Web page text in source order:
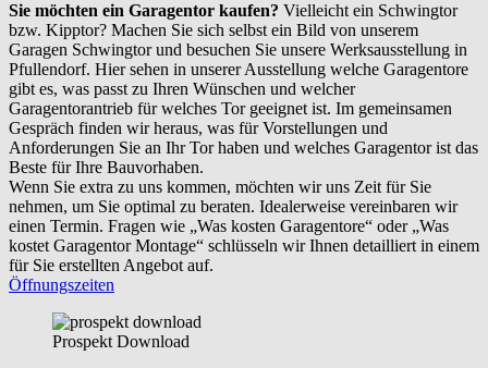
Sie möchten ein Garagentor kaufen? Vielleicht ein Schwingtor
bzw. Kipptor? Machen Sie sich selbst ein Bild von unserem
Garagen Schwingtor und besuchen Sie unsere Werksausstellung in
Pfullendorf. Hier sehen in unserer Ausstellung welche Garagentore
gibt es, was passt zu Ihren Wünschen und welcher
Garagentorantrieb für welches Tor geeignet ist. Im gemeinsamen
Gespräch finden wir heraus, was für Vorstellungen und
Anforderungen Sie an Ihr Tor haben und welches Garagentor ist das
Beste für Ihre Bauvorhaben.
Wenn Sie extra zu uns kommen, möchten wir uns Zeit für Sie
nehmen, um Sie optimal zu beraten. Idealerweise vereinbaren wir
einen Termin. Fragen wie „Was kosten Garagentore“ oder „Was
kostet Garagentor Montage“ schlüsseln wir Ihnen detailliert in einem
für Sie erstellten Angebot auf.
Öffnungszeiten
Prospekt Download